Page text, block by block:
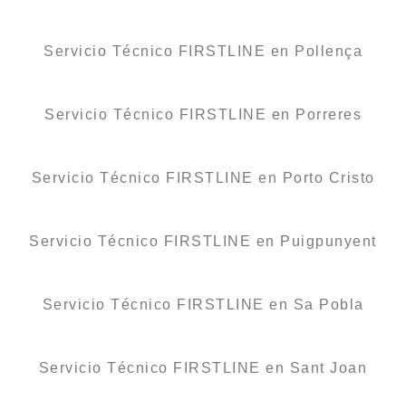
Servicio Técnico FIRSTLINE en Pollença
Servicio Técnico FIRSTLINE en Porreres
Servicio Técnico FIRSTLINE en Porto Cristo
Servicio Técnico FIRSTLINE en Puigpunyent
Servicio Técnico FIRSTLINE en Sa Pobla
Servicio Técnico FIRSTLINE en Sant Joan